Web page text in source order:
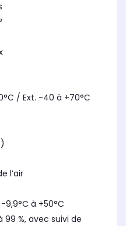
/ Ext. -40 à +70°C
l’air
à +50°C
99 %, avec suivi de